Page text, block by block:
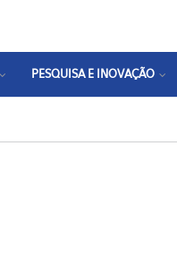
PESQUISA E INOVAÇÃO